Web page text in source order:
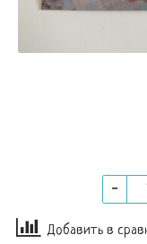
Добавить в